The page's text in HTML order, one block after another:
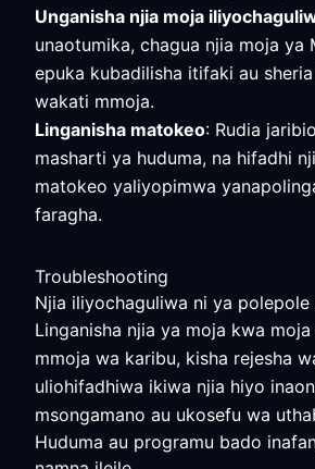
Unganisha njia moja
unaotumika, chagua njia moja ya
epuka kubadilisha itifaki au
wakati mmoja.
Linganisha matokeo: Rudia
masharti ya huduma, na hifadhi
matokeo yaliyopimwa
faragha.
Troubleshooting
Njia iliyochaguliwa ni ya polepole
Linganisha njia ya moja kwa
mmoja wa karibu, kisha rejesha
uliohifadhiwa ikiwa njia hiyo
msongamano au ukosefu wa
Huduma au programu bado